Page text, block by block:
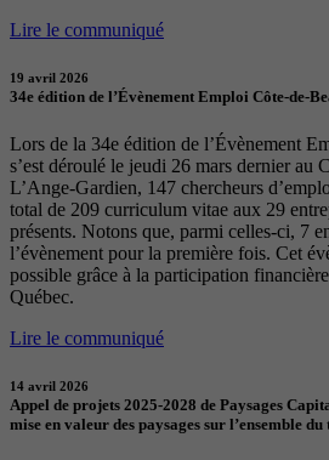
Lire le communiqué
19 avril 2026
34e édition de l’Évènement Emploi Côte-de-
Lors de la 34e édition de l’Évènement
s’est déroulé le jeudi 26 mars dernier au
L’Ange-Gardien, 147 chercheurs
total de 209 curriculum vitae aux 29
présents. Notons que, parmi celles-ci, 7
l’évènement pour la première fois. Cet
possible grâce à la participation
Québec.
Lire le communiqué
14 avril 2026
Appel de projets 2025-2028 de Paysages
mise en valeur des paysages sur l’ensemble